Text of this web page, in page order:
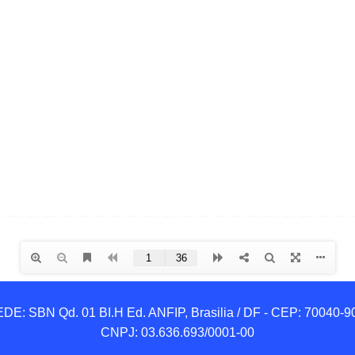
SBN Qd. 01 BI.H Ed. ANFIP, Brasilia / DF - CEP: 70040-
CNPJ: 03.636.693/0001-00